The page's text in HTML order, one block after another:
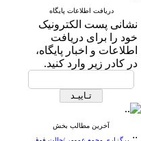
دریافت اطلاعات پایگاه
نشانی پست الکترونیک
خود را برای دریافت
اطلاعات و اخبار پایگاه،
در کادر زیر وارد کنید.
آخرین مطالب بخش
::